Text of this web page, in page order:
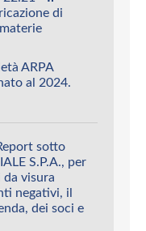
di
ARPA
al 2024.
sotto
S.P.A., per
visura
negativi, il
dei soci e